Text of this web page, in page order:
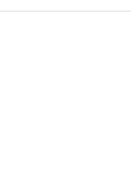
du
peut adopter des